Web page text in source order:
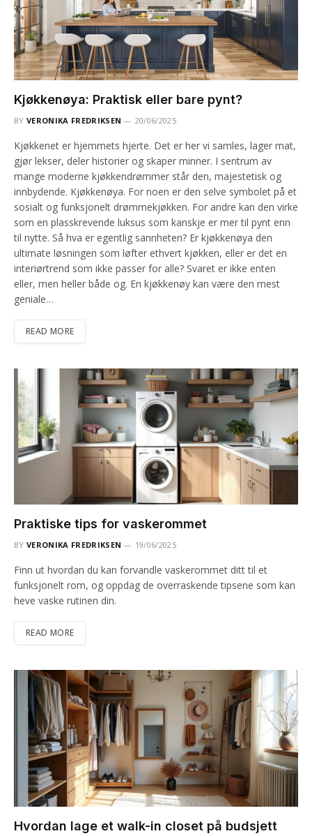
Kjøkkenøya: Praktisk eller bare pynt?
BY VERONIKA FREDRIKSEN 20/06/2025
Kjøkkenet er hjemmets hjerte. Det er her vi samles, lager mat,
gjør lekser, deler historier og skaper minner. I sentrum av
mange moderne kjøkkendrømmer står den, majestetisk og
innbydende. Kjøkkenøya. For noen er den selve symbolet på et
sosialt og funksjonelt drømmekjøkken. For andre kan den virke
som en plasskrevende luksus som kanskje er mer til pynt enn
til nytte. Så hva er egentlig sannheten? Er kjøkkenøya den
ultimate løsningen som løfter ethvert kjøkken, eller er det en
interiørtrend som ikke passer for alle? Svaret er ikke enten
eller, men heller både og. En kjøkkenøy kan være den mest
geniale…
READ MORE
Praktiske tips for vaskerommet
BY VERONIKA FREDRIKSEN 19/06/2025
Finn ut hvordan du kan forvandle vaskerommet ditt til et
funksjonelt rom, og oppdag de overraskende tipsene som kan
heve vaske rutinen din.
READ MORE
Hvordan lage et walk-in closet på budsjett